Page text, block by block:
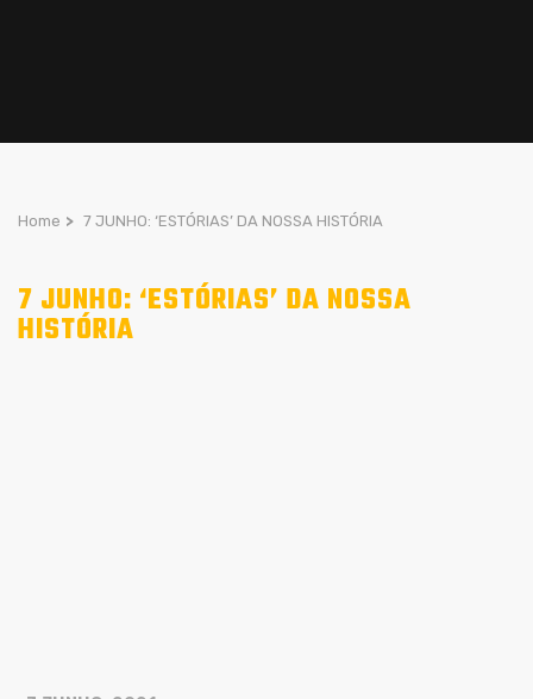
Home > 7 JUNHO: ‘ESTÓRIAS’ DA NOSSA HISTÓRIA
7 JUNHO: ‘ESTÓRIAS’ DA NOSSA
HISTÓRIA